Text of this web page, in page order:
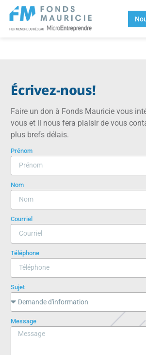
Écrivez-nous!
Faire un don à Fonds Mauricie vous
vous et il nous fera plaisir de vous
plus brefs délais.
Prénom
Nom
Courriel
Téléphone
Sujet
Message